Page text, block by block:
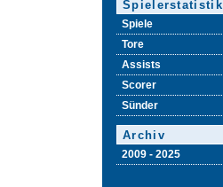
Spielerstatistik
Spiele
Tore
Assists
Scorer
Sünder
Archiv
2009 - 2025